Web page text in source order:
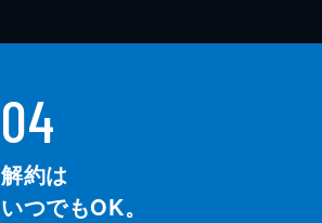
04
解約は
いつでもOK。